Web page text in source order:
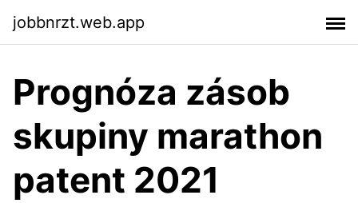
jobbnrzt.web.app
Prognóza zásob
skupiny marathon
patent 2021